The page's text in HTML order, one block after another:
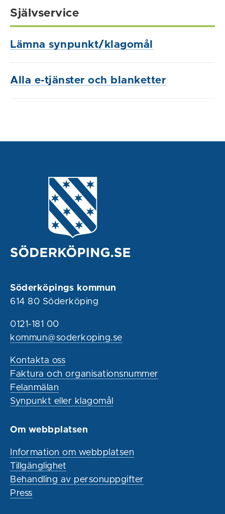
Självservice
Lämna synpunkt/klagomål
Alla e-tjänster och blanketter
Söderköpings kommun
614 80 Söderköping
0121-181 00
kommun@soderkoping.se
Kontakta oss
Faktura och organisationsnummer
Felanmälan
Synpunkt eller klagomål
Om webbplatsen
Information om webbplatsen
Tillgänglighet
Behandling av personuppgifter
Press